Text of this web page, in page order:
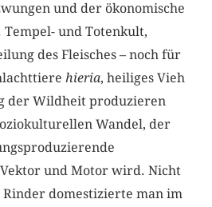
und der ökonomische
und Totenkult,
des Fleisches – noch für
hieria, heiliges Vieh
der Wildheit produzieren
Wandel, der
und Motor wird. Nicht
Rinder domestizierte man im